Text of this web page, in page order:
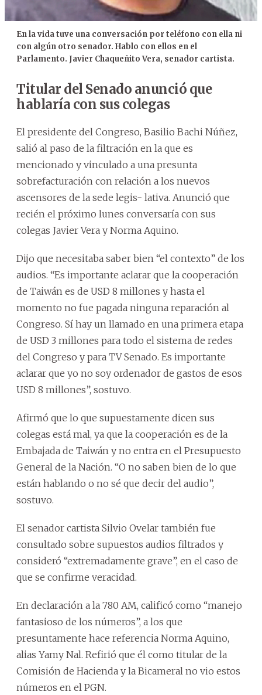
En la vida tuve una conversación por teléfono con ella ni
con algún otro senador. Hablo con ellos en el
Parlamento. Javier Chaqueñito Vera, senador cartista.
Titular del Senado anunció que
hablaría con sus colegas
El presidente del Congreso, Basilio Bachi Núñez,
salió al paso de la filtración en la que es
mencionado y vinculado a una presunta
sobrefacturación con relación a los nuevos
ascensores de la sede legis- lativa. Anunció que
recién el próximo lunes conversaría con sus
colegas Javier Vera y Norma Aquino.
Dijo que necesitaba saber bien “el contexto” de los
audios. “Es importante aclarar que la cooperación
de Taiwán es de USD 8 millones y hasta el
momento no fue pagada ninguna reparación al
Congreso. Sí hay un llamado en una primera etapa
de USD 3 millones para todo el sistema de redes
del Congreso y para TV Senado. Es importante
aclarar que yo no soy ordenador de gastos de esos
USD 8 millones”, sostuvo.
Afirmó que lo que supuestamente dicen sus
colegas está mal, ya que la cooperación es de la
Embajada de Taiwán y no entra en el Presupuesto
General de la Nación. “O no saben bien de lo que
están hablando o no sé que decir del audio”,
sostuvo.
El senador cartista Silvio Ovelar también fue
consultado sobre supuestos audios filtrados y
consideró “extremadamente grave”, en el caso de
que se confirme veracidad.
En declaración a la 780 AM, calificó como “manejo
fantasioso de los números”, a los que
presuntamente hace referencia Norma Aquino,
alias Yamy Nal. Refirió que él como titular de la
Comisión de Hacienda y la Bicameral no vio estos
números en el PGN.